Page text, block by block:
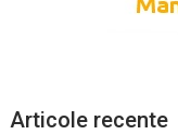
Articole recente